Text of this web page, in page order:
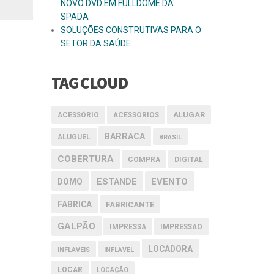
NOVO DVD EM FULLDOME DA
SPADA
SOLUÇÕES CONSTRUTIVAS PARA O
SETOR DA SAÚDE
TAG CLOUD
ACESSÓRIO ACESSÓRIOS ALUGAR
ALUGUEL BARRACA BRASIL
COBERTURA COMPRA DIGITAL
DOMO ESTANDE EVENTO
FABRICA FABRICANTE
GALPÃO IMPRESSA IMPRESSAO
INFLAVEIS INFLAVEL LOCADORA
LOCAR LOCAÇÃO